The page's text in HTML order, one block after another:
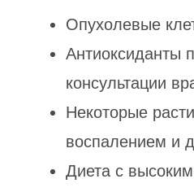
Опухолевые
Антиоксиданты
консультации
Некоторые
воспалением и
Диета с